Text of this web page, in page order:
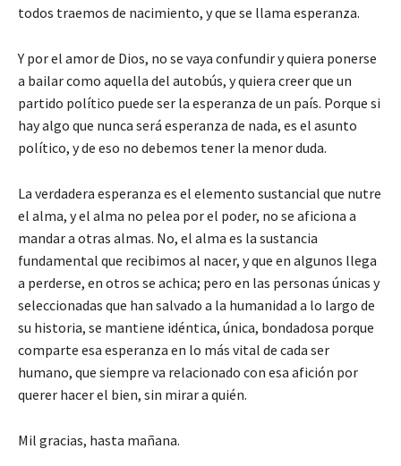
todos traemos de nacimiento, y que se llama esperanza.
Y por el amor de Dios, no se vaya confundir y quiera ponerse
a bailar como aquella del autobús, y quiera creer que un
partido político puede ser la esperanza de un país. Porque si
hay algo que nunca será esperanza de nada, es el asunto
político, y de eso no debemos tener la menor duda.
La verdadera esperanza es el elemento sustancial que nutre
el alma, y el alma no pelea por el poder, no se aficiona a
mandar a otras almas. No, el alma es la sustancia
fundamental que recibimos al nacer, y que en algunos llega
a perderse, en otros se achica; pero en las personas únicas y
seleccionadas que han salvado a la humanidad a lo largo de
su historia, se mantiene idéntica, única, bondadosa porque
comparte esa esperanza en lo más vital de cada ser
humano, que siempre va relacionado con esa afición por
querer hacer el bien, sin mirar a quién.
Mil gracias, hasta mañana.